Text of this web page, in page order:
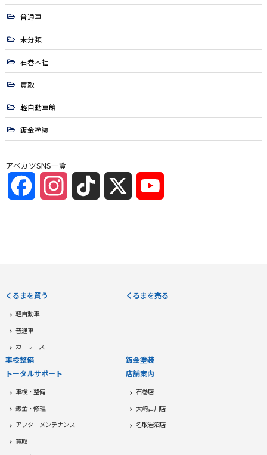
普通車
未分類
石巻本社
買取
軽自動車館
鈑金塗装
アベカツSNS一覧
FacebookInstagramTikTok
くるまを買う
軽自動車
普通車
カーリース
くるまを売る
車検整備
鈑金塗装
トータルサポート
車検・整備
鈑金・修理
アフターメンテナンス
買取
店舗案内
石巻店
大崎古川店
名取岩沼店